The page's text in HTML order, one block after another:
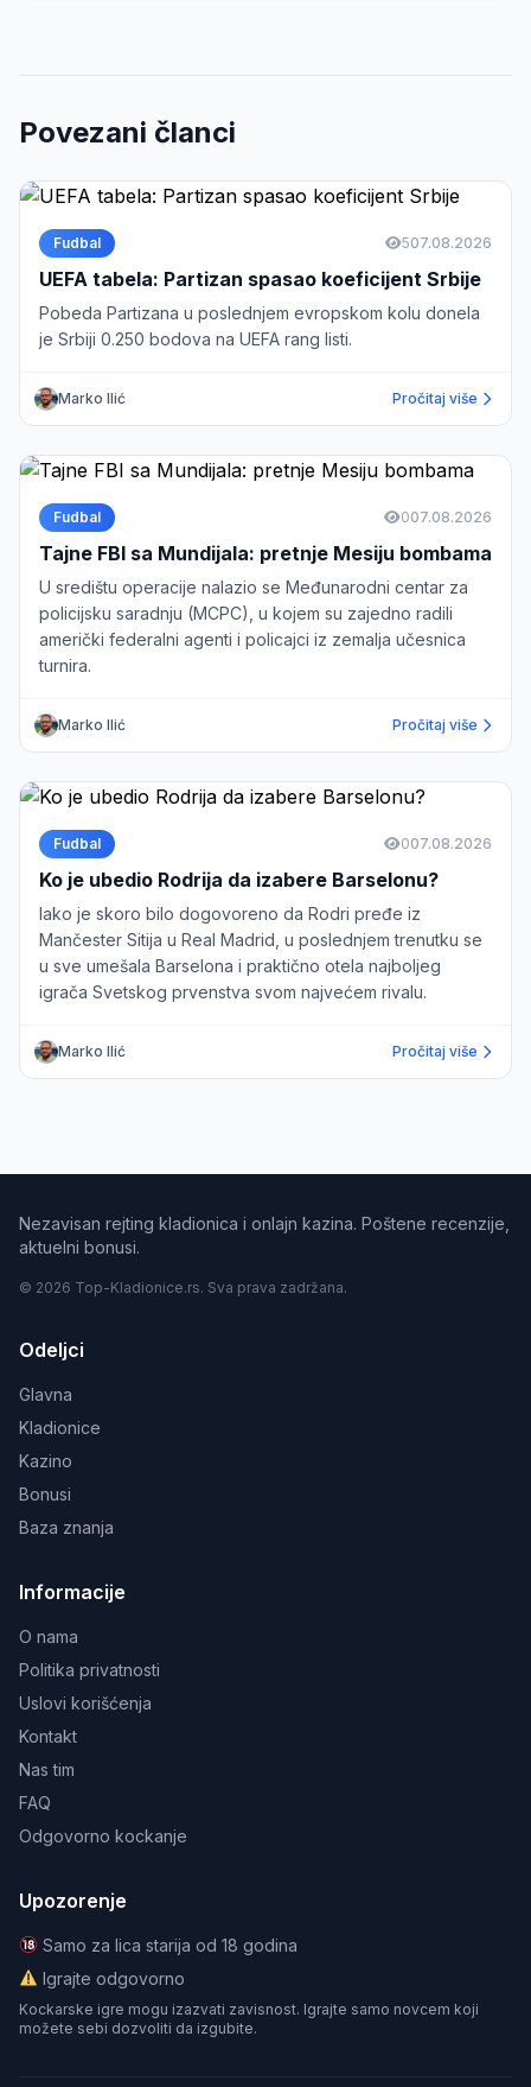
Povezani članci
Fudbal 507.08.2026
UEFA tabela: Partizan spasao koeficijent Srbije
Pobeda Partizana u poslednjem evropskom kolu donela
je Srbiji 0.250 bodova na UEFA rang listi.
Marko Ilić Pročitaj više
Fudbal 007.08.2026
Tajne FBI sa Mundijala: pretnje Mesiju bombama
U središtu operacije nalazio se Međunarodni centar za
policijsku saradnju (MCPC), u kojem su zajedno radili
američki federalni agenti i policajci iz zemalja učesnica
turnira.
Marko Ilić Pročitaj više
Fudbal 007.08.2026
Ko je ubedio Rodrija da izabere Barselonu?
Iako je skoro bilo dogovoreno da Rodri pređe iz
Mančester Sitija u Real Madrid, u poslednjem trenutku se
u sve umešala Barselona i praktično otela najboljeg
igrača Svetskog prvenstva svom najvećem rivalu.
Marko Ilić Pročitaj više
Nezavisan rejting kladionica i onlajn kazina. Poštene recenzije,
aktuelni bonusi.
© 2026 Top-Kladionice.rs. Sva prava zadržana.
Odeljci
Glavna
Kladionice
Kazino
Bonusi
Baza znanja
Informacije
O nama
Politika privatnosti
Uslovi korišćenja
Kontakt
Nas tim
FAQ
Odgovorno kockanje
Upozorenje
Samo za lica starija od 18 godina
Igrajte odgovorno
Kockarske igre mogu izazvati zavisnost. Igrajte samo novcem koji
možete sebi dozvoliti da izgubite.